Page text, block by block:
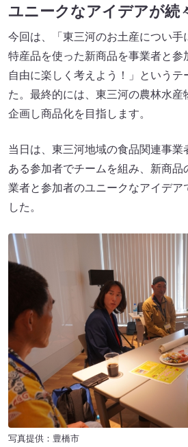
ユニークなアイデアが続
今回は、「東三河のお土産につい手
特産品を使った新商品を事業者と参
自由に楽しく考えよう！」というテ
た。最終的には、東三河の農林水産
企画し商品化を目指します。
当日は、東三河地域の食品関連事業
ある参加者でチームを組み、新商品
業者と参加者のユニークなアイデア
した。
写真提供：豊橋市